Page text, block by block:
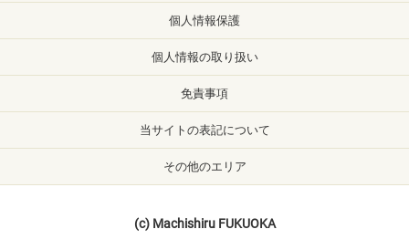
個人情報保護
個人情報の取り扱い
免責事項
当サイトの表記について
その他のエリア
(c) Machishiru FUKUOKA